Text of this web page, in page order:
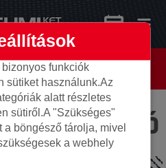
található
funkciók
sütiket használunk.Az
alatt részletes
sütiről.A "Szükséges"
böngésző tárolja, mivel
a webhely